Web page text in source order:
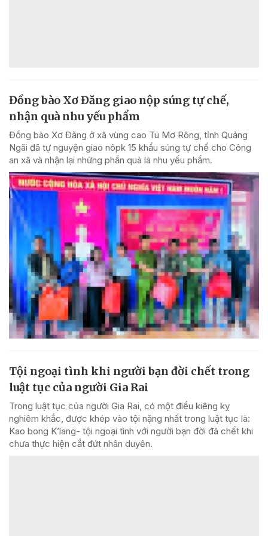
Đồng bào Xơ Đăng giao nộp súng tự chế,
nhận quà nhu yếu phẩm
Đồng bào Xơ Đăng ở xã vùng cao Tu Mơ Rông, tỉnh Quảng
Ngãi đã tự nguyện giao nôpk 15 khẩu súng tự chế cho Công
an xã và nhận lại những phần quà là nhu yếu phẩm.
Tội ngoại tình khi người bạn đời chết trong
luật tục của người Gia Rai
Trong luật tục của người Gia Rai, có một điều kiêng kỵ
nghiêm khắc, được khép vào tội nặng nhất trong luật tục là:
Kao bong K’lang- tội ngoại tình với người bạn đời đã chết khi
chưa thực hiện cắt đứt nhân duyên.